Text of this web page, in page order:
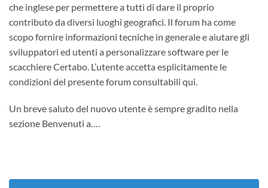
che inglese per permettere a tutti di dare il proprio
contributo da diversi luoghi geografici. Il forum ha come
scopo fornire informazioni tecniche in generale e aiutare gli
sviluppatori ed utenti a personalizzare software per le
scacchiere Certabo. L’utente accetta esplicitamente le
condizioni del presente forum consultabili qui.
Un breve saluto del nuovo utente è sempre gradito nella
sezione Benvenuti a….